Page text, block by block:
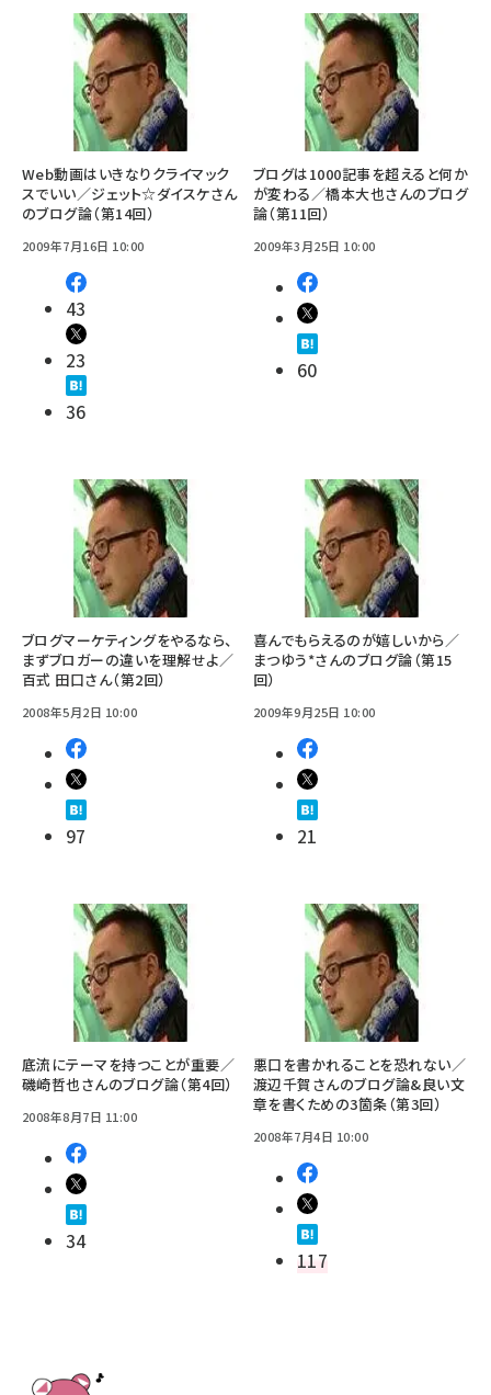
Web動画はいきなりクライマック
スでいい／ジェット☆ダイスケさん
のブログ論（第14回）
2009年7月16日 10:00
43
23
36
ブログは1000記事を超えると何か
が変わる／橋本大也さんのブログ
論（第11回）
2009年3月25日 10:00
60
ブログマーケティングをやるなら、
まずブロガーの違いを理解せよ／
百式 田口さん（第2回）
2008年5月2日 10:00
97
喜んでもらえるのが嬉しいから／
まつゆう*さんのブログ論（第15
回）
2009年9月25日 10:00
21
底流にテーマを持つことが重要／
磯崎哲也さんのブログ論（第4回）
2008年8月7日 11:00
34
悪口を書かれることを恐れない／
渡辺千賀さんのブログ論&良い文
章を書くための3箇条（第3回）
2008年7月4日 10:00
117